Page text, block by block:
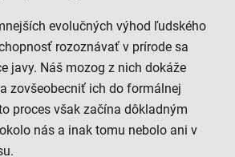
evolučných výhod ľudského
rozoznávať v prírode sa
javy. Náš mozog z nich dokáže
zovšeobecniť ich do formálnej
proces však začína dôkladným
nás a inak tomu nebolo ani v